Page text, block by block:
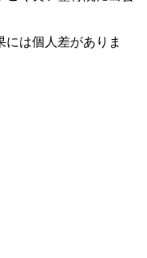
は個人差がありま